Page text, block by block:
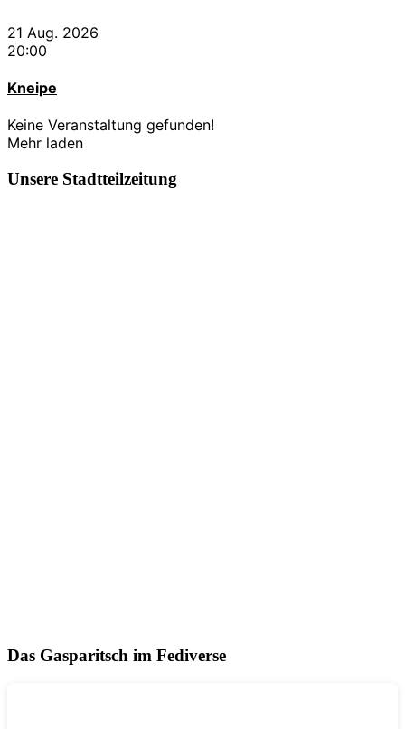
21 Aug. 2026
20:00
Kneipe
Keine Veranstaltung gefunden!
Mehr laden
Unsere Stadtteilzeitung
Das Gasparitsch im Fediverse